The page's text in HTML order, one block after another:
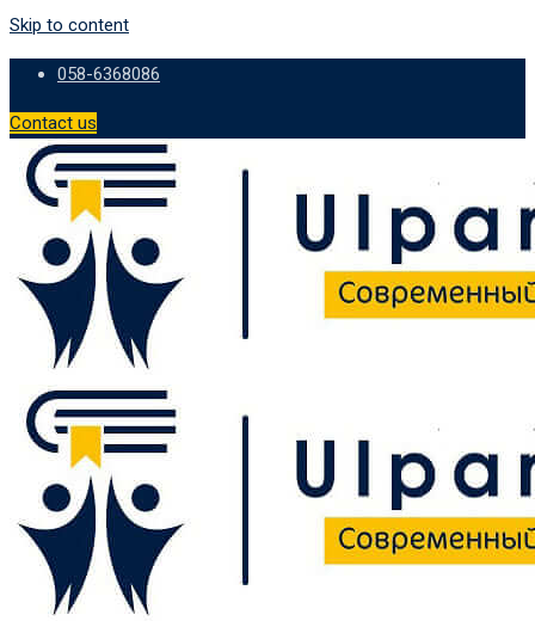
Skip to content
058-6368086
Contact us